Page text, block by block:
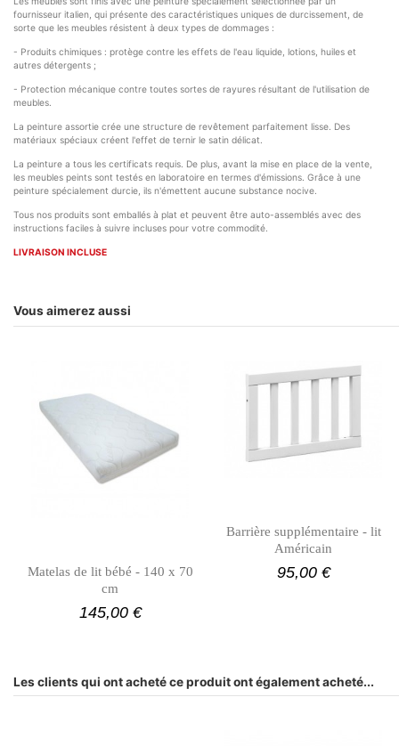
fournisseur italien, qui présente des caractéristiques uniques de durcissement, de
sorte que les meubles résistent à deux types de dommages :
- Produits chimiques : protège contre les effets de l'eau liquide, lotions, huiles et
autres détergents ;
- Protection mécanique contre toutes sortes de rayures résultant de l'utilisation de
meubles.
La peinture assortie crée une structure de revêtement parfaitement lisse. Des
matériaux spéciaux créent l'effet de ternir le satin délicat.
La peinture a tous les certificats requis. De plus, avant la mise en place de la vente,
les meubles peints sont testés en laboratoire en termes d'émissions. Grâce à une
peinture spécialement durcie, ils n'émettent aucune substance nocive.
Tous nos produits sont emballés à plat et peuvent être auto-assemblés avec des
instructions faciles à suivre incluses pour votre commodité.
LIVRAISON INCLUSE
Vous aimerez aussi
Matelas de lit bébé - 140 x 70
cm
145,00 €
Barrière supplémentaire - lit
Américain
95,00 €
Les clients qui ont acheté ce produit ont également acheté...